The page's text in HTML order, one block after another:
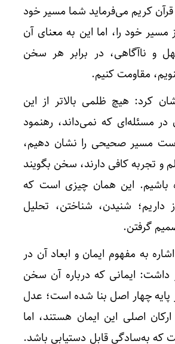
قرآن کریم می‌فرماید شما مسیر خود
مسیر خود را، اما این به معنای آن
و ناآگاهی، در برابر هر سخن
مقاومت کنیم.
کرد: هیچ ظلمی بالاتر از این
مسئله‌ای که نمی‌داند، رهنمود
است مسیر صحیحی را نشان دهیم،
و تجربه کافی دارند، سخن بگویند
باشیم. این همان چیزی است که
داریم؛ شنیدن، شناختن، تحلیل
گرفتن.
به مفهوم ایمان و ابعاد آن در
داشت: ایمانی که درباره آن سخن
چهار اصل بنا شده است؛ عدل
اصلی این ایمان هستند، اما
که به‌سادگی قابل دستیابی باشد.